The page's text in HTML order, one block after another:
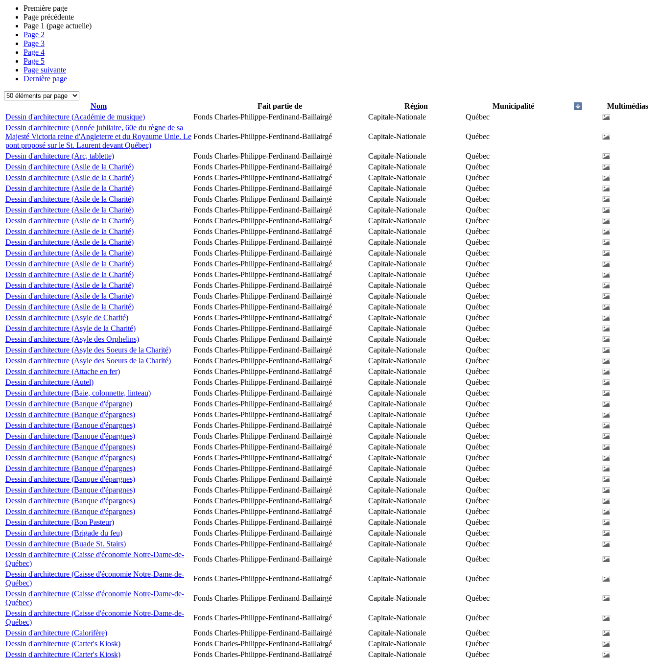
Première page
Page précédente
Page 1 (page actuelle)
Page 2
Page 3
Page 4
Page 5
Page suivante
Dernière page
Nom Fait partie de Région Municipalité
Multimédias
Dessin d'architecture (Académie de musique)
Fonds Charles-Philippe-Ferdinand-Baillairgé Capitale-Nationale
Québec
Dessin d'architecture (Année jubilaire, 60e du règne de sa
Majesté Victoria reine d'Angleterre et du Royaume Unie. Le
pont proposé sur le St. Laurent devant Québec)
Fonds Charles-Philippe-Ferdinand-Baillairgé Capitale-Nationale Québec
Dessin d'architecture (Arc, tablette) Fonds Charles-Philippe-Ferdinand-Baillairgé Capitale-Nationale
Québec
Dessin d'architecture (Asile de la Charité)
Fonds Charles-Philippe-Ferdinand-Baillairgé Capitale-Nationale
Québec
Dessin d'architecture (Asile de la Charité)
Fonds Charles-Philippe-Ferdinand-Baillairgé Capitale-Nationale
Québec
Dessin d'architecture (Asile de la Charité)
Fonds Charles-Philippe-Ferdinand-Baillairgé Capitale-Nationale
Québec
Dessin d'architecture (Asile de la Charité)
Fonds Charles-Philippe-Ferdinand-Baillairgé Capitale-Nationale
Québec
Dessin d'architecture (Asile de la Charité)
Fonds Charles-Philippe-Ferdinand-Baillairgé Capitale-Nationale
Québec
Dessin d'architecture (Asile de la Charité)
Fonds Charles-Philippe-Ferdinand-Baillairgé Capitale-Nationale
Québec
Dessin d'architecture (Asile de la Charité)
Fonds Charles-Philippe-Ferdinand-Baillairgé Capitale-Nationale
Québec
Dessin d'architecture (Asile de la Charité)
Fonds Charles-Philippe-Ferdinand-Baillairgé Capitale-Nationale
Québec
Dessin d'architecture (Asile de la Charité)
Fonds Charles-Philippe-Ferdinand-Baillairgé Capitale-Nationale
Québec
Dessin d'architecture (Asile de la Charité)
Fonds Charles-Philippe-Ferdinand-Baillairgé Capitale-Nationale
Québec
Dessin d'architecture (Asile de la Charité)
Fonds Charles-Philippe-Ferdinand-Baillairgé Capitale-Nationale
Québec
Dessin d'architecture (Asile de la Charité)
Fonds Charles-Philippe-Ferdinand-Baillairgé Capitale-Nationale
Québec
Dessin d'architecture (Asile de la Charité)
Fonds Charles-Philippe-Ferdinand-Baillairgé Capitale-Nationale
Québec
Dessin d'architecture (Asile de la Charité)
Fonds Charles-Philippe-Ferdinand-Baillairgé Capitale-Nationale
Québec
Dessin d'architecture (Asyle de Charité)
Fonds Charles-Philippe-Ferdinand-Baillairgé Capitale-Nationale
Québec
Dessin d'architecture (Asyle de la Charité)
Fonds Charles-Philippe-Ferdinand-Baillairgé Capitale-Nationale
Québec
Dessin d'architecture (Asyle des Orphelins)
Fonds Charles-Philippe-Ferdinand-Baillairgé Capitale-Nationale
Québec
Dessin d'architecture (Asyle des Soeurs de la Charité)
Fonds Charles-Philippe-Ferdinand-Baillairgé Capitale-Nationale
Québec
Dessin d'architecture (Asyle des Soeurs de la Charité)
Fonds Charles-Philippe-Ferdinand-Baillairgé Capitale-Nationale
Québec
Dessin d'architecture (Attache en fer)
Fonds Charles-Philippe-Ferdinand-Baillairgé Capitale-Nationale
Québec
Dessin d'architecture (Autel)
Fonds Charles-Philippe-Ferdinand-Baillairgé Capitale-Nationale
Québec
Dessin d'architecture (Baie, colonnette, linteau)
Fonds Charles-Philippe-Ferdinand-Baillairgé Capitale-Nationale
Québec
Dessin d'architecture (Banque d'épargne)
Fonds Charles-Philippe-Ferdinand-Baillairgé Capitale-Nationale
Québec
Dessin d'architecture (Banque d'épargnes)
Fonds Charles-Philippe-Ferdinand-Baillairgé Capitale-Nationale
Québec
Dessin d'architecture (Banque d'épargnes)
Fonds Charles-Philippe-Ferdinand-Baillairgé Capitale-Nationale
Québec
Dessin d'architecture (Banque d'épargnes)
Fonds Charles-Philippe-Ferdinand-Baillairgé Capitale-Nationale
Québec
Dessin d'architecture (Banque d'épargnes)
Fonds Charles-Philippe-Ferdinand-Baillairgé Capitale-Nationale
Québec
Dessin d'architecture (Banque d'épargnes)
Fonds Charles-Philippe-Ferdinand-Baillairgé Capitale-Nationale
Québec
Dessin d'architecture (Banque d'épargnes)
Fonds Charles-Philippe-Ferdinand-Baillairgé Capitale-Nationale
Québec
Dessin d'architecture (Banque d'épargnes)
Fonds Charles-Philippe-Ferdinand-Baillairgé Capitale-Nationale
Québec
Dessin d'architecture (Banque d'épargnes)
Fonds Charles-Philippe-Ferdinand-Baillairgé Capitale-Nationale
Québec
Dessin d'architecture (Banque d'épargnes)
Fonds Charles-Philippe-Ferdinand-Baillairgé Capitale-Nationale
Québec
Dessin d'architecture (Banque d'épargnes)
Fonds Charles-Philippe-Ferdinand-Baillairgé Capitale-Nationale
Québec
Dessin d'architecture (Bon Pasteur)
Fonds Charles-Philippe-Ferdinand-Baillairgé Capitale-Nationale
Québec
Dessin d'architecture (Brigade du feu)
Fonds Charles-Philippe-Ferdinand-Baillairgé Capitale-Nationale
Québec
Dessin d'architecture (Buade St. Stairs)
Fonds Charles-Philippe-Ferdinand-Baillairgé Capitale-Nationale
Québec
Dessin d'architecture (Caisse d'économie Notre-Dame-de-
Québec)
Fonds Charles-Philippe-Ferdinand-Baillairgé Capitale-Nationale
Québec
Dessin d'architecture (Caisse d'économie Notre-Dame-de-
Québec)
Fonds Charles-Philippe-Ferdinand-Baillairgé Capitale-Nationale
Québec
Dessin d'architecture (Caisse d'économie Notre-Dame-de-
Québec)
Fonds Charles-Philippe-Ferdinand-Baillairgé Capitale-Nationale
Québec
Dessin d'architecture (Caisse d'économie Notre-Dame-de-
Québec)
Fonds Charles-Philippe-Ferdinand-Baillairgé Capitale-Nationale
Québec
Dessin d'architecture (Calorifère)
Fonds Charles-Philippe-Ferdinand-Baillairgé Capitale-Nationale
Québec
Dessin d'architecture (Carter's Kiosk)
Fonds Charles-Philippe-Ferdinand-Baillairgé Capitale-Nationale
Québec
Dessin d'architecture (Carter's Kiosk)
Fonds Charles-Philippe-Ferdinand-Baillairgé Capitale-Nationale Québec